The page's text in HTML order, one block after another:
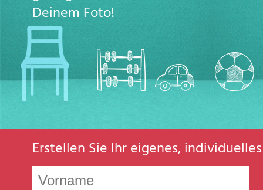
Deinem Foto!
Erstellen Sie Ihr eigenes,